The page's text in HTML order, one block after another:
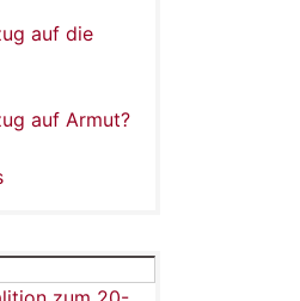
auf die
auf Armut?